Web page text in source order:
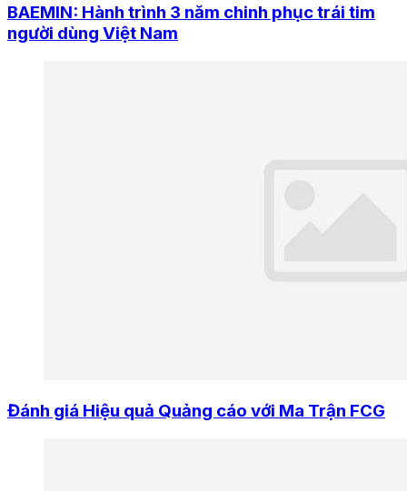
BAEMIN: Hành trình 3 năm chinh phục trái tim
người dùng Việt Nam
Đánh giá Hiệu quả Quảng cáo với Ma Trận FCG